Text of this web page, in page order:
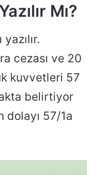
Mı?
cezası ve 20
kuvvetleri 57
belirtiyor
dolayı 57/1a